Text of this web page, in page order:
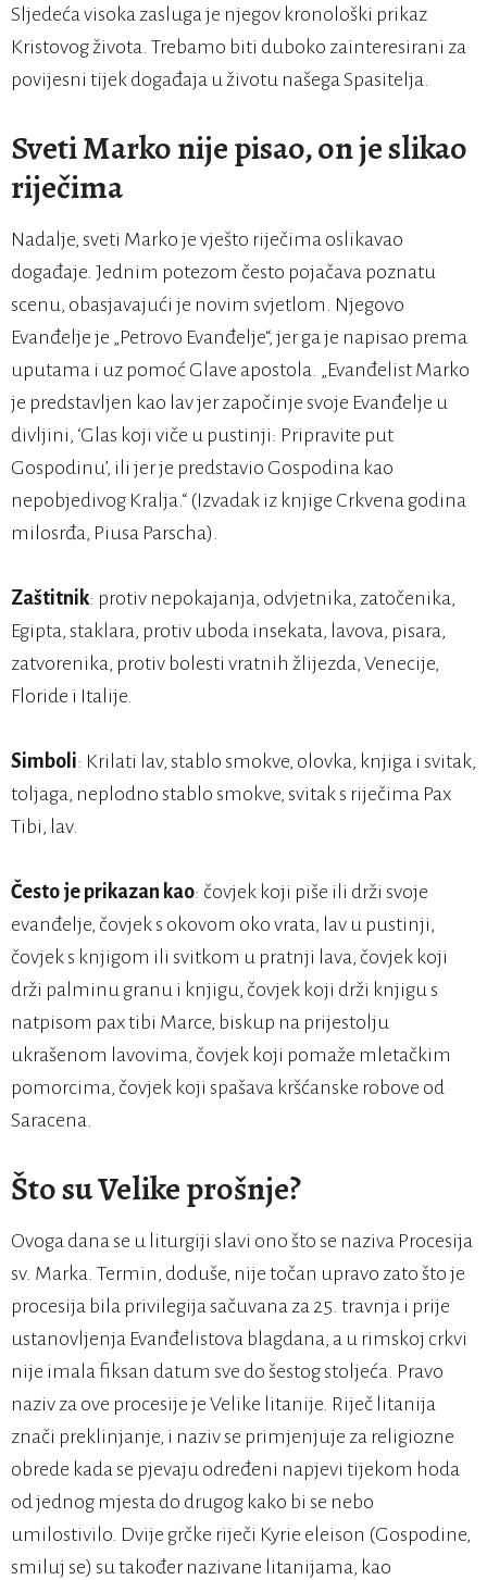
Sljedeća visoka zasluga je njegov kronološki prikaz
Kristovog života. Trebamo biti duboko zainteresirani za
povijesni tijek događaja u životu našega Spasitelja.
Sveti Marko nije pisao, on je slikao
riječima
Nadalje, sveti Marko je vješto riječima oslikavao
događaje. Jednim potezom često pojačava poznatu
scenu, obasjavajući je novim svjetlom. Njegovo
Evanđelje je „Petrovo Evanđelje“, jer ga je napisao prema
uputama i uz pomoć Glave apostola. „Evanđelist Marko
je predstavljen kao lav jer započinje svoje Evanđelje u
divljini, ‘Glas koji viče u pustinji: Pripravite put
Gospodinu’, ili jer je predstavio Gospodina kao
nepobjedivog Kralja.“ (Izvadak iz knjige Crkvena godina
milosrđa, Piusa Parscha).
Zaštitnik: protiv nepokajanja, odvjetnika, zatočenika,
Egipta, staklara, protiv uboda insekata, lavova, pisara,
zatvorenika, protiv bolesti vratnih žlijezda, Venecije,
Floride i Italije.
Simboli: Krilati lav, stablo smokve, olovka, knjiga i svitak,
toljaga, neplodno stablo smokve, svitak s riječima Pax
Tibi, lav.
Često je prikazan kao: čovjek koji piše ili drži svoje
evanđelje, čovjek s okovom oko vrata, lav u pustinji,
čovjek s knjigom ili svitkom u pratnji lava, čovjek koji
drži palminu granu i knjigu, čovjek koji drži knjigu s
natpisom pax tibi Marce, biskup na prijestolju
ukrašenom lavovima, čovjek koji pomaže mletačkim
pomorcima, čovjek koji spašava kršćanske robove od
Saracena.
Što su Velike prošnje?
Ovoga dana se u liturgiji slavi ono što se naziva Procesija
sv. Marka. Termin, doduše, nije točan upravo zato što je
procesija bila privilegija sačuvana za 25. travnja i prije
ustanovljenja Evanđelistova blagdana, a u rimskoj crkvi
nije imala fiksan datum sve do šestog stoljeća. Pravo
naziv za ove procesije je Velike litanije. Riječ litanija
znači preklinjanje, i naziv se primjenjuje za religiozne
obrede kada se pjevaju određeni napjevi tijekom hoda
od jednog mjesta do drugog kako bi se nebo
umilostivilo. Dvije grčke riječi Kyrie eleison (Gospodine,
smiluj se) su također nazivane litanijama, kao